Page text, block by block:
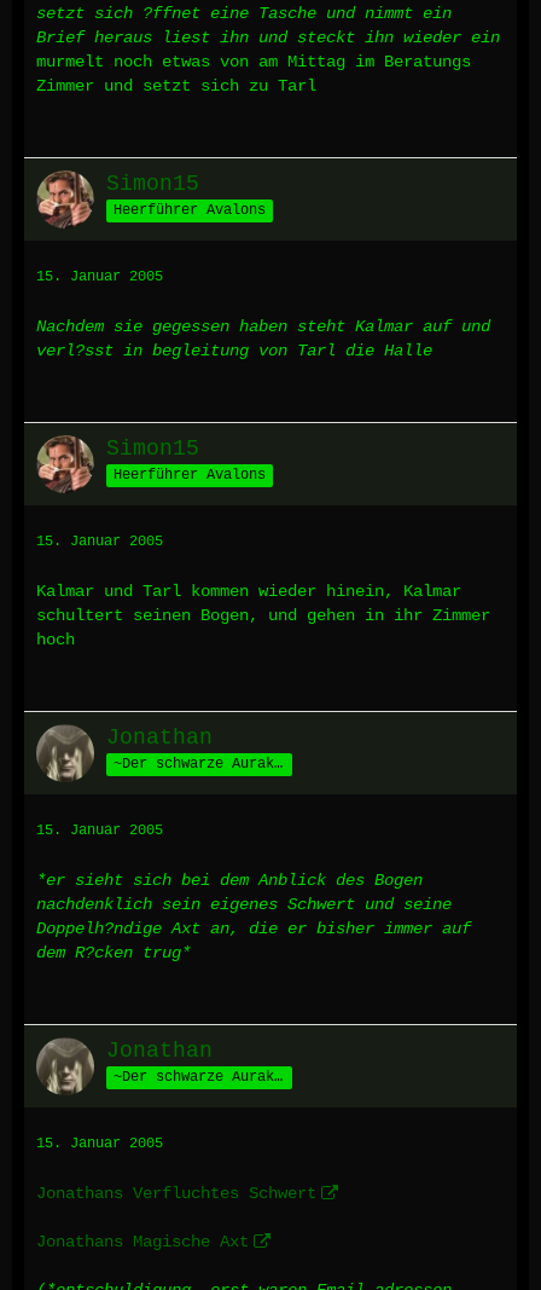
setzt sich ?ffnet eine Tasche und nimmt ein
Brief heraus liest ihn und steckt ihn wieder ein
murmelt noch etwas von am Mittag im Beratungs
Zimmer und setzt sich zu Tarl
Simon15
Heerführer Avalons
15. Januar 2005
Nachdem sie gegessen haben steht Kalmar auf und
verl?sst in begleitung von Tarl die Halle
Simon15
Heerführer Avalons
15. Januar 2005
Kalmar und Tarl kommen wieder hinein, Kalmar
schultert seinen Bogen, und gehen in ihr Zimmer
hoch
Jonathan
~Der schwarze Auraka~
15. Januar 2005
*er sieht sich bei dem Anblick des Bogen
nachdenklich sein eigenes Schwert und seine
Doppelh?ndige Axt an, die er bisher immer auf
dem R?cken trug*
Jonathan
~Der schwarze Auraka~
15. Januar 2005
Jonathans Verfluchtes Schwert
Jonathans Magische Axt